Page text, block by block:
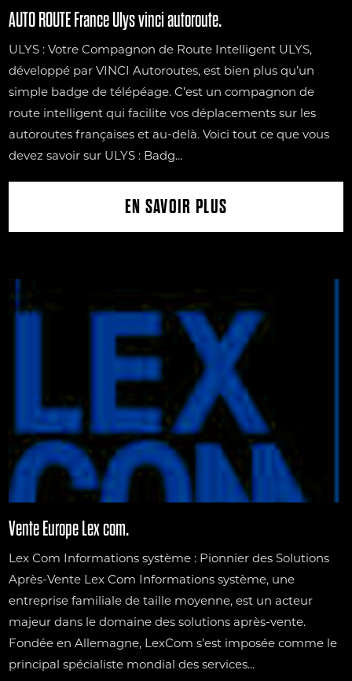
AUTO ROUTE France Ulys vinci autoroute.
ULYS : Votre Compagnon de Route Intelligent ULYS,
développé par VINCI Autoroutes, est bien plus qu’un
simple badge de télépéage. C’est un compagnon de
route intelligent qui facilite vos déplacements sur les
autoroutes françaises et au-delà. Voici tout ce que vous
devez savoir sur ULYS : Badg...
EN SAVOIR PLUS
Vente Europe Lex com.
Lex Com Informations système : Pionnier des Solutions
Après-Vente Lex Com Informations système, une
entreprise familiale de taille moyenne, est un acteur
majeur dans le domaine des solutions après-vente.
Fondée en Allemagne, LexCom s’est imposée comme le
principal spécialiste mondial des services...